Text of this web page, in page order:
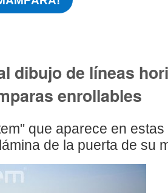
dibujo de líneas
enrollables
que aparece en
de la puerta de su